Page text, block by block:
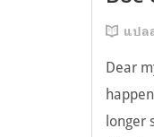
แปล
Dear
longer